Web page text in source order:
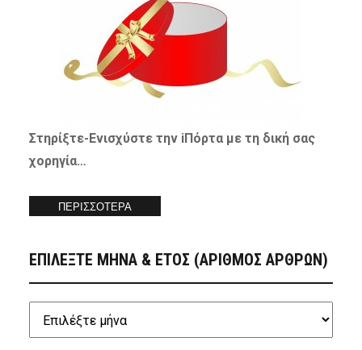
Στηρίξτε-Ενισχύστετην iΠόρτα με τη δική σας
χορηγία…
ΠΕΡΙΣΣΟΤΕΡΑ
ΕΠΙΛΕΞΤΕ ΜΗΝΑ & ΕΤΟΣ (ΑΡΙΘΜΟΣ ΑΡΘΡΩΝ)